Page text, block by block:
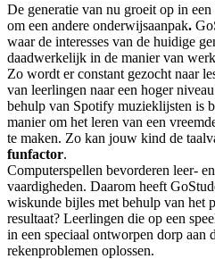
De generatie van nu groeit op in
om een andere onderwijsaanpak.
waar de interesses van de huidige
daadwerkelijk in de manier van
Zo wordt er constant gezocht naar
van leerlingen naar een hoger
behulp van Spotify muzieklijsten is
manier om het leren van een
te maken. Zo kan jouw kind de
funfactor.
Computerspellen bevorderen leer-
vaardigheden. Daarom heeft
wiskunde bijles met behulp van het
resultaat? Leerlingen die op een
in een speciaal ontworpen dorp aan
rekenproblemen oplossen.